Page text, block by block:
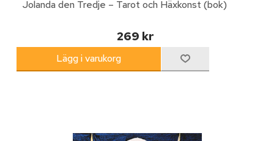
Jolanda den Tredje – Tarot och Häxkonst (bok)
269 kr